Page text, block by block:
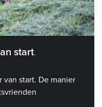
start
van start. De manier